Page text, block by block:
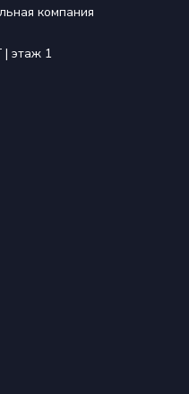
компания
| этаж 1